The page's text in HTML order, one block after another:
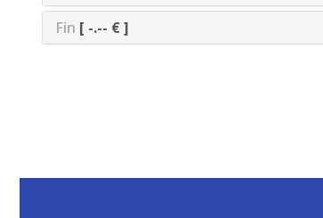
Fin [ -.-- € ]